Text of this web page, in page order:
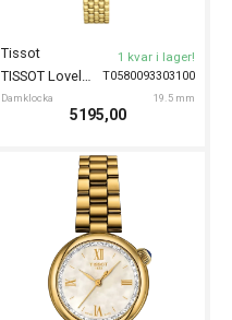
T0580093303100
Tissot
Damklocka 19.5 mm
1 kvar i lager!
5195,00